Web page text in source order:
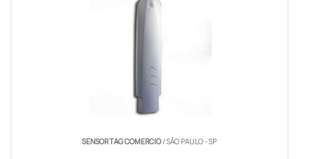
SENSOR TAG COMERCIO/ SÃO PAULO - SP